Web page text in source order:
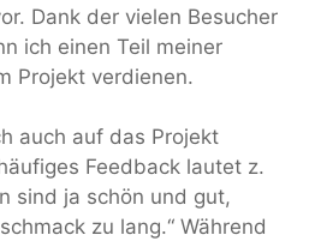
Dank der vielen Besucher
ich einen Teil meiner
Projekt verdienen.
auch auf das Projekt
Feedback lautet z.
sind ja schön und gut,
zu lang.“ Während